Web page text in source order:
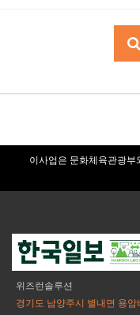
이사업은 문화체육관광
위즈런솔루션
경기도 남양주시 별내면 용